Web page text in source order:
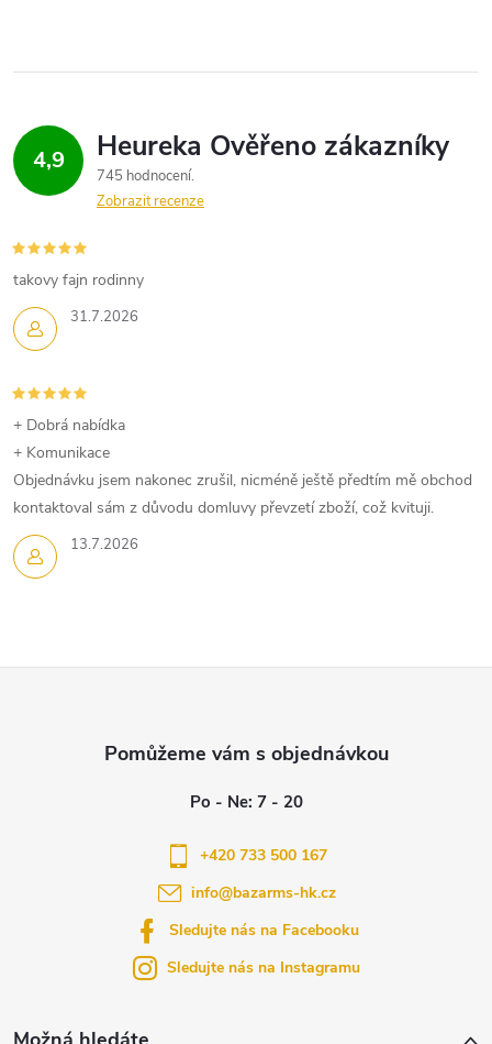
u
4,9
745 hodnocení
Zobrazit recenze
31.7.2026
takovy fajn rodinny
13.7.2026
+ Dobrá nabídka
+ Komunikace
Objednávku jsem nakonec zrušil, nicméně ještě předtím mě obchod
kontaktoval sám z důvodu domluvy převzetí zboží, což kvituji.
info@bazarms-hk.cz
+420 733 500 167
Sledujte nás na Facebooku
Sledujte nás na Instagramu